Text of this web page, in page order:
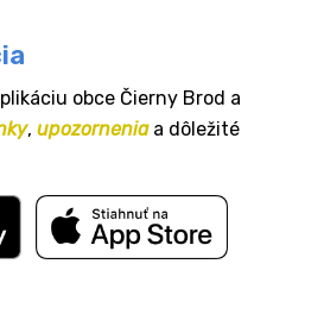
obce Čierny Brod a
, upozorneniaa dôležité